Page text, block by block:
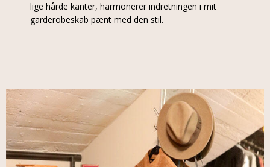
lige hårde kanter, harmonerer indretningen i mit
garderobeskab pænt med den stil.